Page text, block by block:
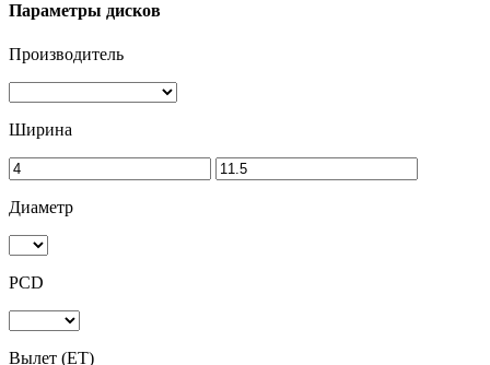
Параметры дисков
Производитель
Ширина
Диаметр
PCD
Вылет (ET)